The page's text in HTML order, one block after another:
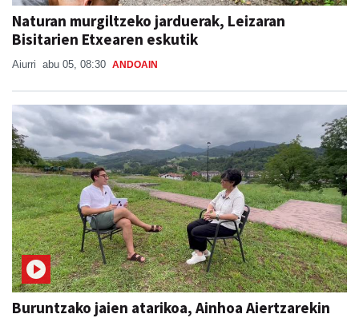
Naturan murgiltzeko jarduerak, Leizaran
Bisitarien Etxearen eskutik
Aiurri abu 05, 08:30 ANDOAIN
Buruntzako jaien atarikoa, Ainhoa Aiertzarekin